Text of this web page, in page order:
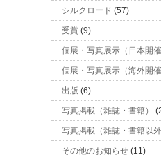
シルクロード (57)
受賞 (9)
個展・写真展示（日本開催
個展・写真展示（海外開催
出版 (6)
写真掲載（雑誌・書籍）
写真掲載（雑誌・書籍以外
その他のお知らせ (11)